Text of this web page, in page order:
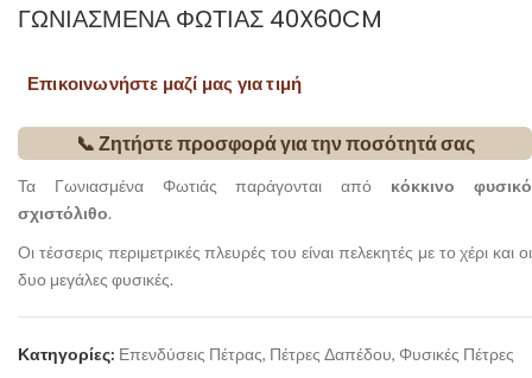
ΓΩΝΙΑΣΜΈΝΑ ΦΩΤΙΆΣ 40X60CM
Επικοινωνήστε μαζί μας για τιμή
📞 Ζητήστε προσφορά για την ποσότητά σας
Τα Γωνιασμένα Φωτιάς παράγονται από κόκκινο φυσικό
σχιστόλιθο.
Οι τέσσερις περιμετρικές πλευρές του είναι πελεκητές με το χέρι και οι
δυο μεγάλες φυσικές.
Κατηγορίες: Επενδύσεις Πέτρας, Πέτρες Δαπέδου, Φυσικές Πέτρες